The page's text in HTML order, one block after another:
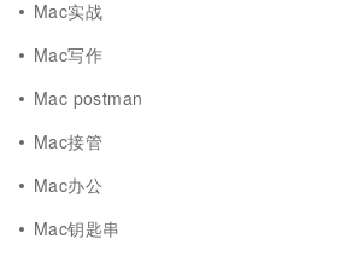
Mac实战
Mac写作
Mac postman
Mac接管
Mac办公
Mac钥匙串